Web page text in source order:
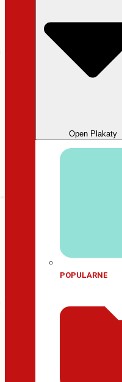
Open Plakaty
POPULARNE